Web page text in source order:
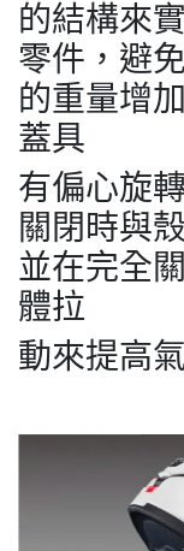
的結構來
零件，避
的重量增
蓋具
有偏心旋
關閉時與
並在完全
體拉
動來提高